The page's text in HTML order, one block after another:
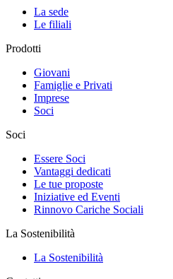
La sede
Le filiali
Prodotti
Giovani
Famiglie e Privati
Imprese
Soci
Soci
Essere Soci
Vantaggi dedicati
Le tue proposte
Iniziative ed Eventi
Rinnovo Cariche Sociali
La Sostenibilità
La Sostenibilità